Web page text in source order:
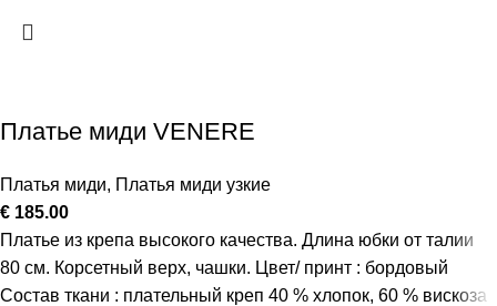
Платье миди VENERE
Платья миди, Платья миди узкие
€ 185.00
Платье из крепа высокого качества. Длина юбки от талии
80 см. Корсетный верх, чашки. Цвет/ принт : бордовый
Состав ткани : плательный креп 40 % хлопок, 60 % вискоза